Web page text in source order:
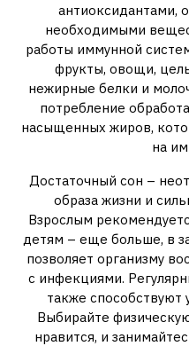
антиоксидантами,
необходимыми
работы иммунной
фрукты, овощи,
нежирные белки и
потребление
насыщенных жиров,
на
Достаточный сон –
образа жизни и
Взрослым
детям – еще больше, в
позволяет организму
с инфекциями.
также способствуют
Выбирайте
нравится, и